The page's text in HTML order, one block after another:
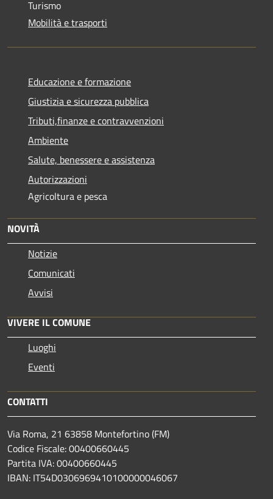
Turismo
Mobilità e trasporti
Educazione e formazione
Giustizia e sicurezza pubblica
Tributi,finanze e contravvenzioni
Ambiente
Salute, benessere e assistenza
Autorizzazioni
Agricoltura e pesca
NOVITÀ
Notizie
Comunicati
Avvisi
VIVERE IL COMUNE
Luoghi
Eventi
CONTATTI
Via Roma, 21 63858 Montefortino (FM)
Codice Fiscale: 00400660445
Partita IVA: 00400660445
IBAN: IT54D0306969410100000046067